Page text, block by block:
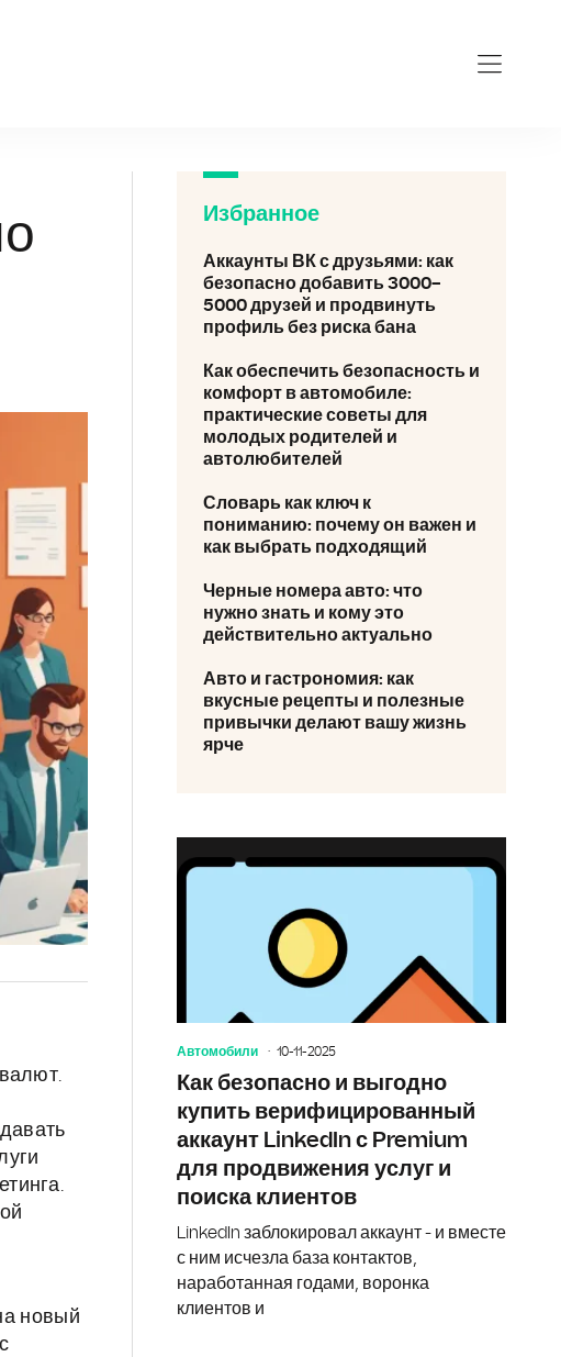
новый
Избранное
Аккаунты ВК с друзьями: как
безопасно добавить 3000–
5000 друзей и продвинуть
профиль без риска бана
Как обеспечить безопасность и
комфорт в автомобиле:
практические советы для
молодых родителей и
автолюбителей
Словарь как ключ к
пониманию: почему он важен и
как выбрать подходящий
Черные номера авто: что
нужно знать и кому это
действительно актуально
Авто и гастрономия: как
вкусные рецепты и полезные
привычки делают вашу жизнь
ярче
Автомобили 10-11-2025
Как безопасно и выгодно
купить верифицированный
аккаунт LinkedIn с Premium
для продвижения услуг и
поиска клиентов
LinkedIn заблокировал аккаунт - и вместе
с ним исчезла база контактов,
наработанная годами, воронка
клиентов и